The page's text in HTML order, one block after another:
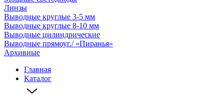
Линзы
Выводные круглые 3-5 мм
Выводные круглые 8-10 мм
Выводные цилиндрические
Выводные прямоуг./ «Пиранья»
Архивные
Главная
Каталог